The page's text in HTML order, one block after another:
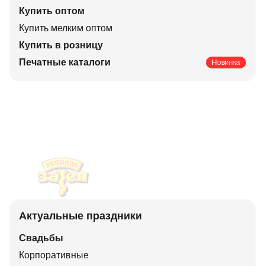
Купить оптом
Купить мелким оптом
Купить в розницу
Печатные каталоги
Новинка
Актуальные праздники
Свадьбы
Корпоративные